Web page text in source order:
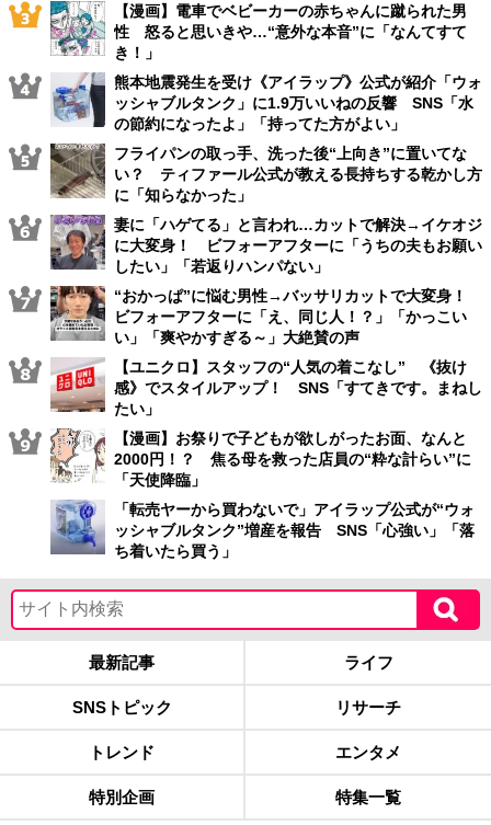
【漫画】電車でベビーカーの赤ちゃんに蹴られた男
性 怒ると思いきや…“意外な本音”に「なんてすて
き！」
熊本地震発生を受け《アイラップ》公式が紹介「ウォ
ッシャブルタンク」に1.9万いいねの反響 SNS「水
の節約になったよ」「持ってた方がよい」
フライパンの取っ手、洗った後“上向き”に置いてな
い？ ティファール公式が教える長持ちする乾かし方
に「知らなかった」
妻に「ハゲてる」と言われ…カットで解決→イケオジ
に大変身！ ビフォーアフターに「うちの夫もお願い
したい」「若返りハンパない」
“おかっぱ”に悩む男性→バッサリカットで大変身！
ビフォーアフターに「え、同じ人！？」「かっこい
い」「爽やかすぎる～」大絶賛の声
【ユニクロ】スタッフの“人気の着こなし” 《抜け
感》でスタイルアップ！ SNS「すてきです。まねし
たい」
【漫画】お祭りで子どもが欲しがったお面、なんと
2000円！？ 焦る母を救った店員の“粋な計らい”に
「天使降臨」
「転売ヤーから買わないで」アイラップ公式が“ウォ
ッシャブルタンク”増産を報告 SNS「心強い」「落
ち着いたら買う」
最新記事 ライフ
SNSトピック リサーチ
トレンド エンタメ
特別企画 特集一覧